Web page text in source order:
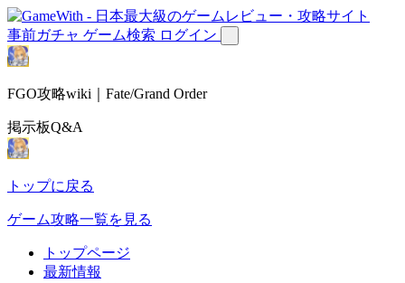
事前ガチャ ゲーム検索 ログイン
FGO攻略wiki｜Fate/Grand Order
掲示板Q&A
トップに戻る
ゲーム攻略一覧を見る
トップページ
最新情報